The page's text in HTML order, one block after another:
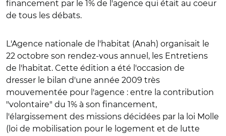
financement par le 1% de l'agence qui était au coeur
de tous les débats.
L'Agence nationale de l'habitat (Anah) organisait le
22 octobre son rendez-vous annuel, les Entretiens
de l'habitat. Cette édition a été l'occasion de
dresser le bilan d'une année 2009 très
mouvementée pour l'agence : entre la contribution
"volontaire" du 1% à son financement,
l'élargissement des missions décidées par la loi Molle
(loi de mobilisation pour le logement et de lutte